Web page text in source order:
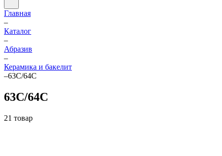
Главная
–
Каталог
–
Абразив
–
Керамика и бакелит
–63С/64С
63С/64С
21 товар